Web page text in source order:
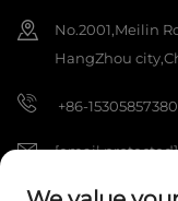
No.2001,Meilin
HangZhou
+86-15305857380
[email protected]